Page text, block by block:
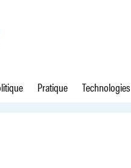
Pratique Technologies